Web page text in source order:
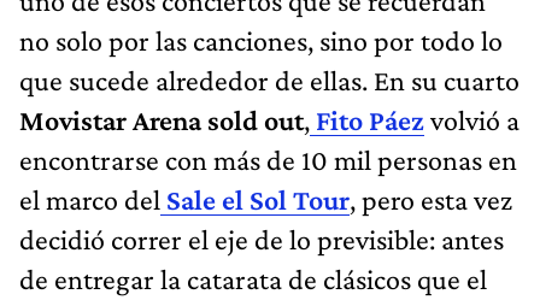
no solo por las canciones, sino por todo lo
que sucede alrededor de ellas. En su cuarto
Movistar Arena sold out, Fito Páezvolvió a
encontrarse con más de 10 mil personas en
el marco del Sale el Sol Tour, pero esta vez
decidió correr el eje de lo previsible: antes
de entregar la catarata de clásicos que el